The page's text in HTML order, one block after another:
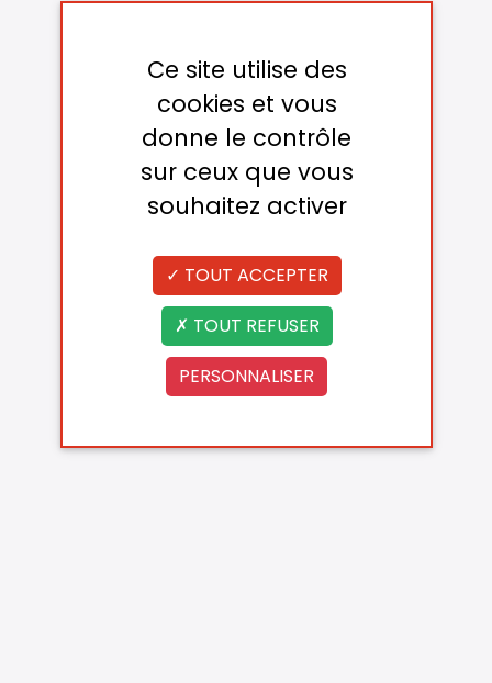
Ce site utilise des
cookies et vous
donne le contrôle
sur ceux que vous
souhaitez activer
TOUT ACCEPTER
TOUT REFUSER
PERSONNALISER